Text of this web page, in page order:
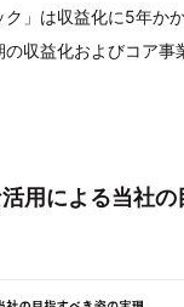
ク」は収益化に5年か
収益化およびコア事
用による当社の